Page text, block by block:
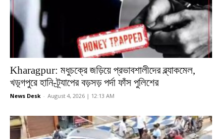
Kharagpur: মধুচক্রে জড়িয়ে প্রভাবশালীদের ব্ল্যাকমেল,
খড়্গপুরে হানি-ট্র্যাপের বড়সড় পর্দা ফাঁস পুলিশের
News Desk - August 4, 2026 | 12:13 AM